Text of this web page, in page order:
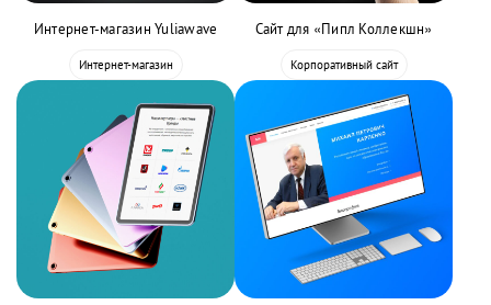
Интернет-магазин Yuliawave
Интернет-магазин
Сайт для «Пипл Коллекшн»
Корпоративный сайт